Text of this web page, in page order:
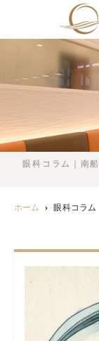
眼科コラム｜南
ホーム 眼科コラム